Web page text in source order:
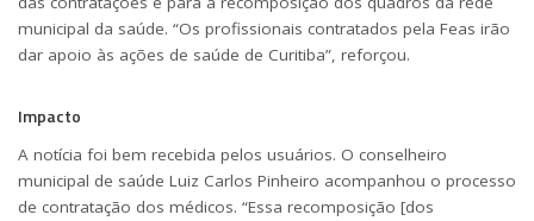
municipal da saúde. “Os profissionais contratados pela Feas irão
dar apoio às ações de saúde de Curitiba”, reforçou.
Impacto
A notícia foi bem recebida pelos usuários. O conselheiro
municipal de saúde Luiz Carlos Pinheiro acompanhou o processo
de contratação dos médicos. “Essa recomposição [dos